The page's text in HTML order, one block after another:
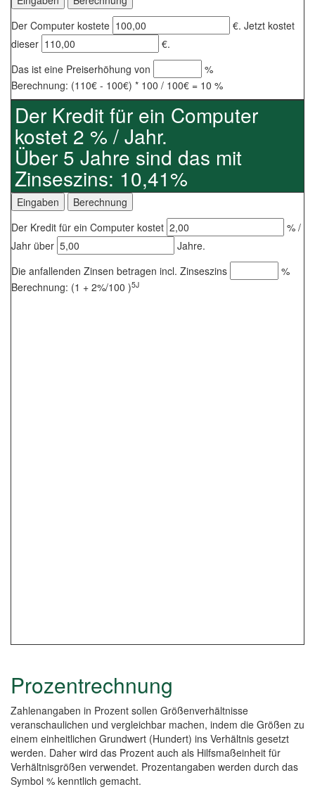
Der Computer kostete
€. Jetzt kostet
dieser
€.
Das ist eine Preiserhöhung von
%
Berechnung: (110€ - 100€) * 100 / 100€ = 10 %
Der Kredit für ein Computer
kostet 2 % / Jahr.
Über 5 Jahre sind das mit
Zinseszins: 10,41%
Der Kredit für ein Computer kostet
% /
Jahr über
Jahre.
Die anfallenden Zinsen betragen incl. Zinseszins
%
Berechnung: (1 + 2%/100 )5J
Prozentrechnung
Zahlenangaben in Prozent sollen Größenverhältnisse
veranschaulichen und vergleichbar machen, indem die Größen zu
einem einheitlichen Grundwert (Hundert) ins Verhältnis gesetzt
werden. Daher wird das Prozent auch als Hilfsmaßeinheit für
Verhältnisgrößen verwendet. Prozentangaben werden durch das
Symbol % kenntlich gemacht.